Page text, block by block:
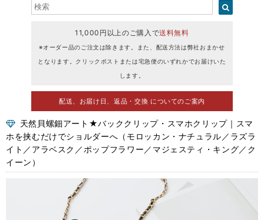
11,000円以上のご購入で送料無料
※オーダー品のご注文は除きます。また、配送方法は弊社おまかせ
となります。クリックポストまたは宅急便のいずれかでお届けいた
します。
配送、お届け日、返品・交換 についてのご案内
天然貝螺鈿アート★バッククリップ・スマホクリップ｜スマ
ホを挟むだけでショルダーへ（モロッカン・ナチュラル／ラズラ
イト／アラベスク／ポップフラワー／マジェスティ・キング／ク
イーン）